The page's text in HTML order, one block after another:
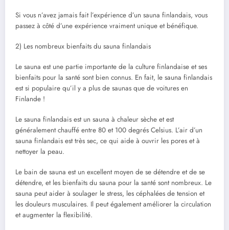
Si vous n’avez jamais fait l’expérience d’un sauna finlandais, vous
passez à côté d’une expérience vraiment unique et bénéfique.
2) Les nombreux bienfaits du sauna finlandais
Le sauna est une partie importante de la culture finlandaise et ses
bienfaits pour la santé sont bien connus. En fait, le sauna finlandais
est si populaire qu’il y a plus de saunas que de voitures en
Finlande !
Le sauna finlandais est un sauna à chaleur sèche et est
généralement chauffé entre 80 et 100 degrés Celsius. L’air d’un
sauna finlandais est très sec, ce qui aide à ouvrir les pores et à
nettoyer la peau.
Le bain de sauna est un excellent moyen de se détendre et de se
détendre, et les bienfaits du sauna pour la santé sont nombreux. Le
sauna peut aider à soulager le stress, les céphalées de tension et
les douleurs musculaires. Il peut également améliorer la circulation
et augmenter la flexibilité.